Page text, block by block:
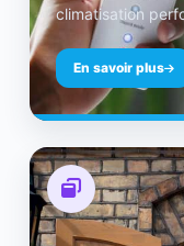
climatisation
En savoir plus